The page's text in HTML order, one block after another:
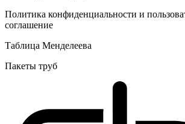
Политика конфиденциальности и
соглашение
Таблица Менделеева
Пакеты труб